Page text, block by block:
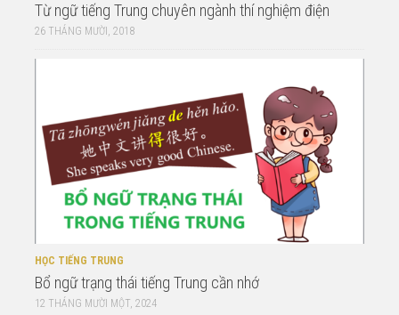
Từ ngữ tiếng Trung chuyên ngành thí nghiệm điện
26 THÁNG MƯỜI, 2018
HỌC TIẾNG TRUNG
Bổ ngữ trạng thái tiếng Trung cần nhớ
12 THÁNG MƯỜI MỘT, 2024